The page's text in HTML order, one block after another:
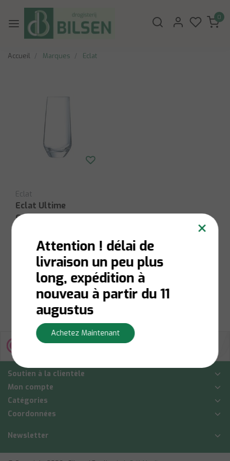
0
Accueil Marques Eclat
Eclat
Eclat Ultime
Gobelet 45 cl P 6
En stock:
Livraison en 1
à 3 jours ouvrables
€29,50
Afficher
Soutien à la clientèle
Mon compte
Catégories
Coordonnées
Newsletter
×
Attention ! délai de
livraison un peu plus
long, expédition à
nouveau à partir du 11
augustus
Achetez Maintenant